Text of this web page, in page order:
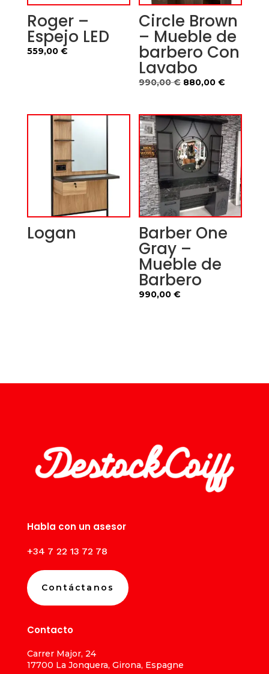
Roger –
Espejo LED
559,00 €
Circle Brown
– Mueble de
barbero Con
Lavabo
990,00€ El
era:
990,00 €.
880,00€
es:
880,00 €.
Logan Barber One
Gray –
Mueble de
Barbero
990,00€
Habla con un asesor
+34 7 22 13 72 78
Contáctanos
Contacto
Carrer Major, 24
17700 La Jonquera, Girona, Espagne